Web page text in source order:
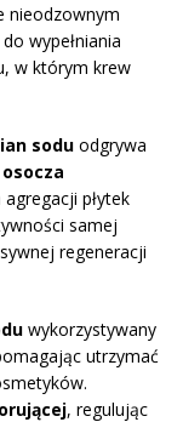
nieodzownym
wypełniania
w którym krew
sodu odgrywa
osocza
płytek
samej
regeneracji
wykorzystywany
utrzymać
, regulując